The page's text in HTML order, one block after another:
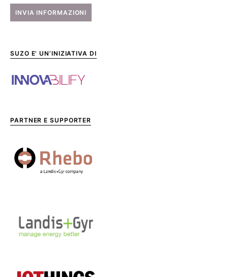
INVIA INFORMAZIONI
SUZO E’ UN’INIZIATIVA DI
PARTNER E SUPPORTER